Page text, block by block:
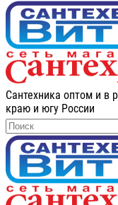
Сантехника оптом и в
краю и югу России